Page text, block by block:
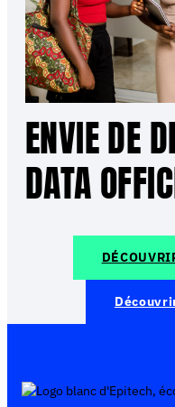
ENVIE DE
DATA